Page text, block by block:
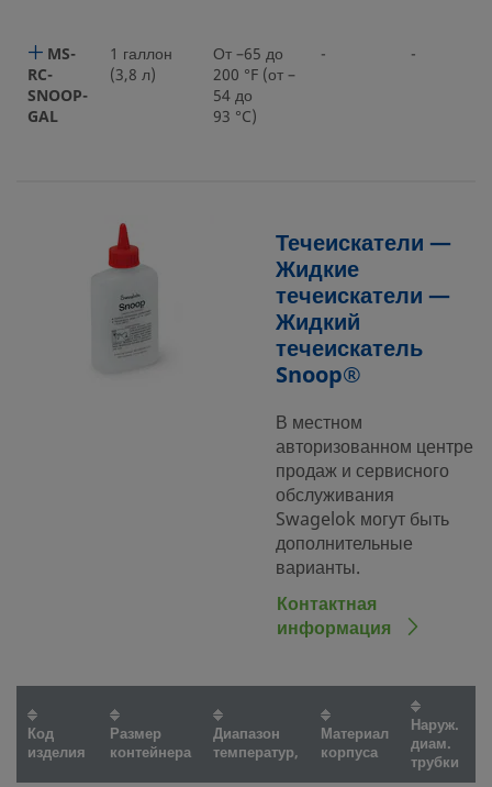
MS-
RC-
SNOOP-
GAL
1 галлон
(3,8 л)
От –65 до
200 °F (от –
54 до
93 °C)
- -
Течеискатели —
Жидкие
течеискатели —
Жидкий
течеискатель
Snoop®
В местном
авторизованном центре
продаж и сервисного
обслуживания
Swagelok могут быть
дополнительные
варианты.
Контактная
информация
Код
изделия
Размер
контейнера
Диапазон
температур,
Материал
корпуса
Наруж.
диам.
трубки